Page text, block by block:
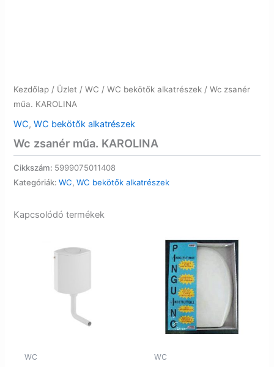
Kezdőlap / Üzlet /WC /WC bekötők alkatrészek / Wc zsanér
műa. KAROLINA
WC,WC bekötők alkatrészek
Wc zsanér műa. KAROLINA
Cikkszám: 5999075011408
Kategóriák:WC,WC bekötők alkatrészek
Kapcsolódó termékek
WC WC